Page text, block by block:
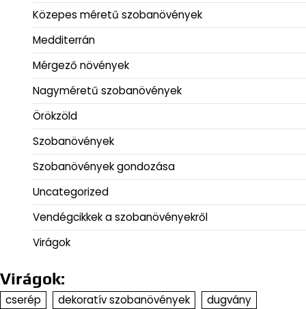
Közepes méretű szobanövények
Medditerrán
Mérgező növények
Nagyméretű szobanövények
Örökzöld
Szobanövények
Szobanövények gondozása
Uncategorized
Vendégcikkek a szobanövényekről
Virágok
Virágok:
cserép dekoratív szobanövények dugvány